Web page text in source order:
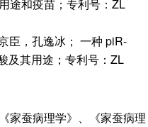
途和疫苗；专利号：ZL
臣，孔逸冰； 一种 piR-
及其用途；专利号：ZL
家蚕病理学》、《家蚕病理